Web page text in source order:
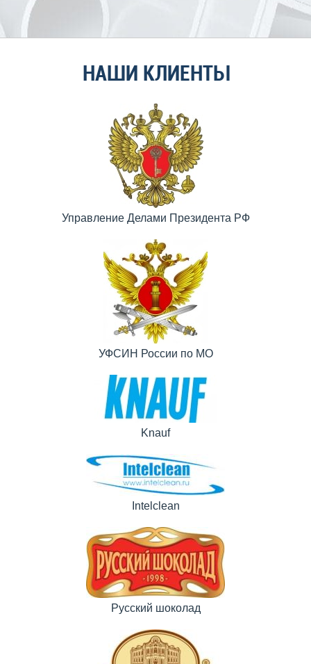
НАШИ КЛИЕНТЫ
Управление Делами Президента РФ
УФСИН России по МО
Knauf
Intelclean
Русский шоколад